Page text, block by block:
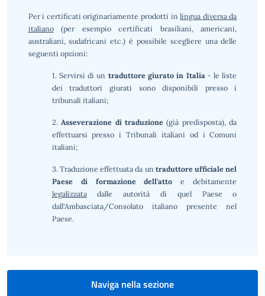
Per i certificati originariamente prodotti inlingua diversa da
italiano(per esempio certificati brasiliani, americani,
australiani, sudafricani etc.) è possibile scegliere una delle
seguenti opzioni:
1. Servirsi di un traduttore giurato in Italia - le liste
dei traduttori giurati sono disponibili presso i
tribunali italiani;
2. Asseverazione di traduzione (già predisposta), da
effettuarsi presso i Tribunali italiani od i Comuni
italiani;
3. Traduzione effettuata da un traduttore ufficiale nel
Paese di formazione dell'atto e debitamente
legalizzatadalle autorità di quel Paese o
dall'Ambasciata/Consolato italiano presente nel
Paese.
Naviga nella sezione